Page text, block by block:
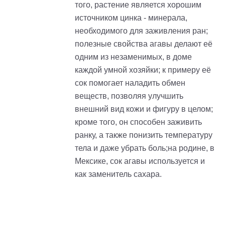
того, растение является хорошим
источником цинка - минерала,
необходимого для заживления ран;
полезные свойства агавы делают её
одним из незаменимых, в доме
каждой умной хозяйки; к примеру её
сок помогает наладить обмен
веществ, позволяя улучшить
внешний вид кожи и фигуру в целом;
кроме того, он способен заживить
ранку, а также понизить температуру
тела и даже убрать боль;на родине, в
Мексике, сок агавы используется и
как заменитель сахара.